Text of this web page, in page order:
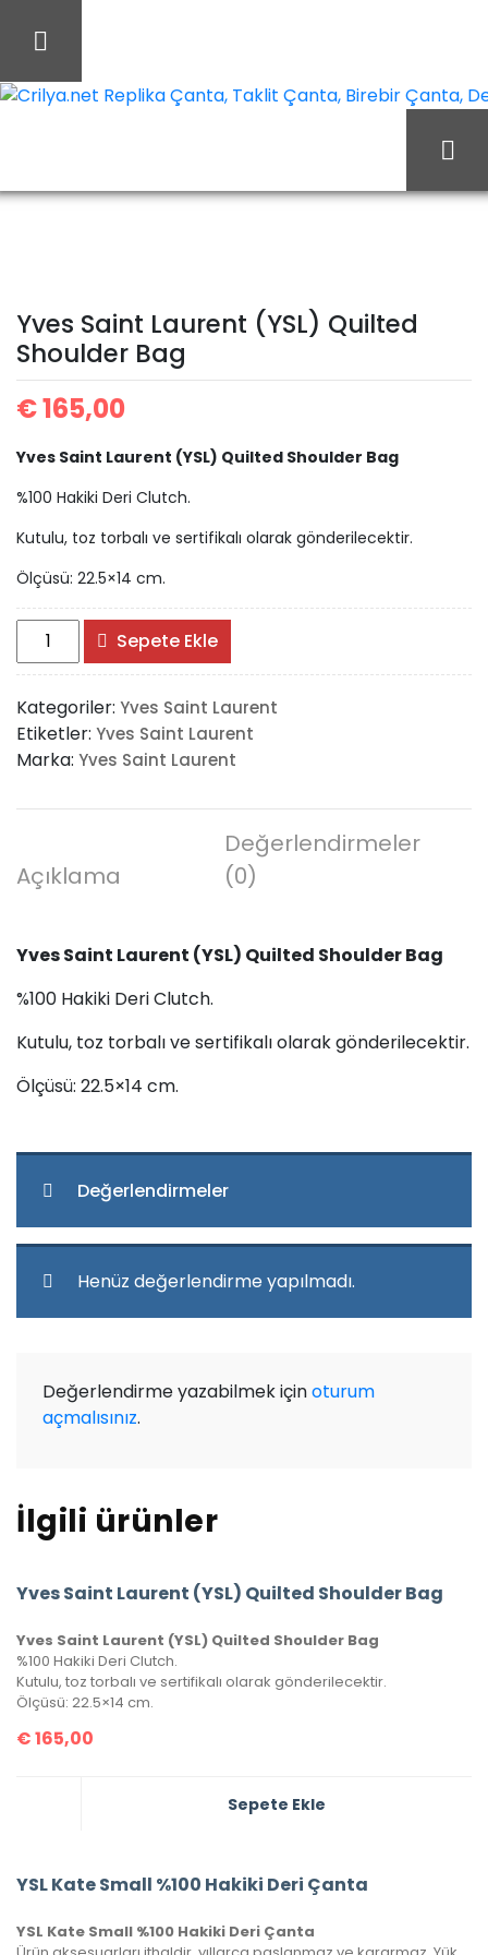
Quilted Shoulder Bag
Yves Saint Laurent (YSL) Quilted
Shoulder Bag
€165,00
Yves Saint Laurent (YSL) Quilted Shoulder Bag
%100 Hakiki Deri Clutch.
Kutulu, toz torbalı ve sertifikalı olarak gönderilecektir.
Ölçüsü: 22.5×14 cm.
Yves
Saint
Laurent
(YSL)
Quilted
Shoulder
adet
Sepete Ekle
Kategoriler: Yves Saint Laurent
Etiketler: Yves Saint Laurent
Marka: Yves Saint Laurent
Açıklama
Değerlendirmeler
(0)
Yves Saint Laurent (YSL) Quilted Shoulder Bag
%100 Hakiki Deri Clutch.
Kutulu, toz torbalı ve sertifikalı olarak gönderilecektir.
Ölçüsü: 22.5×14 cm.
Değerlendirmeler
Henüz değerlendirme yapılmadı.
Değerlendirme yazabilmek içinoturum
açmalısınız.
İlgili ürünler
Yves Saint Laurent (YSL) Quilted Shoulder Bag
Yves Saint Laurent (YSL) Quilted Shoulder Bag
%100 Hakiki Deri Clutch.
Kutulu, toz torbalı ve sertifikalı olarak gönderilecektir.
Ölçüsü: 22.5×14 cm.
€165,00
Sepete Ekle
YSL Kate Small %100 Hakiki Deri Çanta
YSL Kate Small %100 Hakiki Deri Çanta